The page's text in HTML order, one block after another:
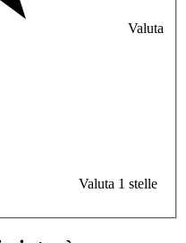
Valuta
Valuta 1 stelle